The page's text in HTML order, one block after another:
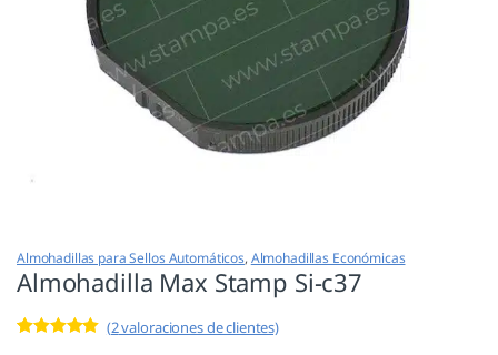
Almohadillas para Sellos Automáticos, Almohadillas Económicas
Almohadilla Max Stamp Si-c37
(2valoraciones de clientes)